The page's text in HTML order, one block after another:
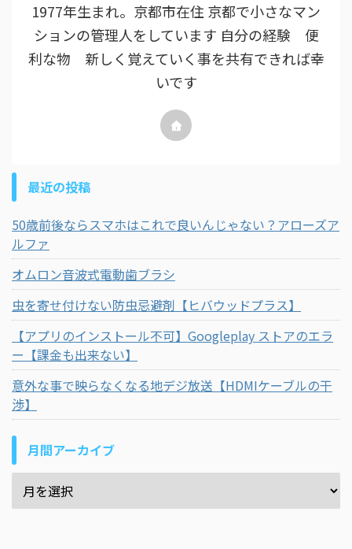
1977年生まれ。京都市在住 京都で小さなマン
ションの管理人をしています 自分の経験 便
利な物 新しく覚えていく事を共有できれば幸
いです
最近の投稿
50歳前後ならスマホはこれで良いんじゃない？アローズア
ルファ
オムロン音波式電動歯ブラシ
虫を寄せ付けない防虫忌避剤【ヒバウッドプラス】
【アプリのインストール不可】Googleplay ストアのエラ
ー【課金も出来ない】
意外な事で映らなくなる地デジ放送【HDMIケーブルの干
渉】
月間アーカイブ